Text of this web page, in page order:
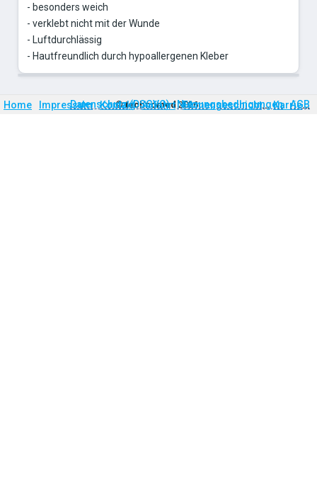
- besonders weich
- verklebt nicht mit der Wunde
- Luftdurchlässig
- Hautfreundlich durch hypoallergenen Kleber
Home Impressum Kontakt Anfahrt Firmengeschichte Karriere
©technomed 2026
Datenschutz (DSGVO) Nutzungsbedingungen AGB